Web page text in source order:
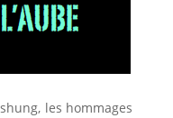
les hommages